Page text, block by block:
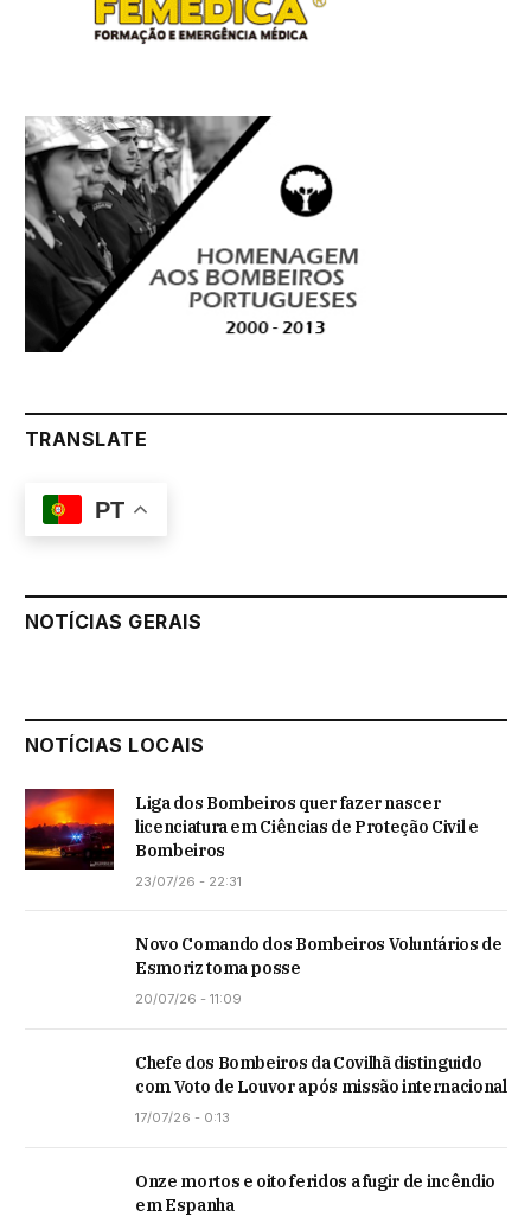
TRANSLATE
PT
NOTÍCIAS GERAIS
NOTÍCIAS LOCAIS
Liga dos Bombeiros quer fazer nascer
licenciatura em Ciências de Proteção Civil e
Bombeiros
23/07/26 - 22:31
Novo Comando dos Bombeiros Voluntários de
Esmoriz toma posse
20/07/26 - 11:09
Chefe dos Bombeiros da Covilhã distinguido
com Voto de Louvor após missão internacional
17/07/26 - 0:13
Onze mortos e oito feridos a fugir de incêndio
em Espanha